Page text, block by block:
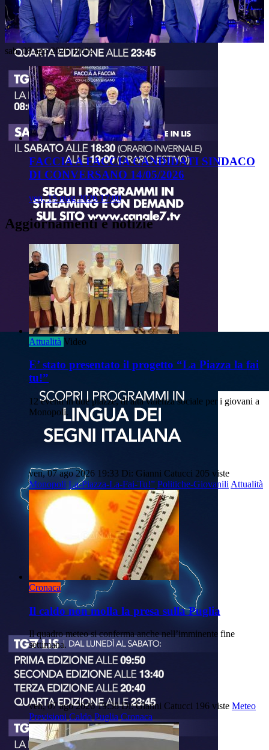
Video
sab, 08 ago 2026 10:02
FACCIA A FACCIA CANDIDATI SINDACO
DI CONVERSANO 14/05/2026
ven, 15 mag 2026 17:00
Aggiornamenti e notizie
Attualità Video
E’ stato presentato il progetto “La Piazza la fai
tu!”
12 eventi in due piazze, di alta valenza sociale per i giovani a
Monopoli.
ven, 07 ago 2026 19:33 Di: Gianni Catucci 205 viste
Monopoli La-Piazza-La-Fai-Tu!” Politiche-Giovanili Attualità
Cronaca
Il caldo non molla la presa sulla Puglia
Il quadro meteo si conferma anche nell’imminente fine
settimana.
ven, 07 ago 2026 19:38 Di: Gianni Catucci 196 viste Meteo
Previsioni Caldo Puglia Cronaca